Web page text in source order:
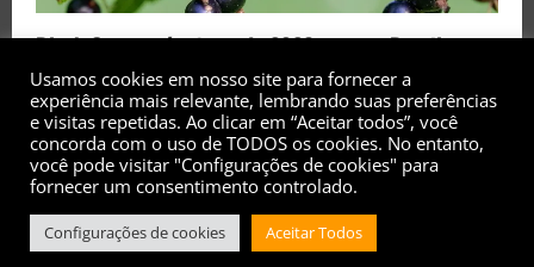
Black Currant é a fruta de 2026 rara no Brasil
Redação MC 0
Copyright© 2017 - 2026 - Todos os direitos
Usamos cookies em nosso site para fornecer a
experiência mais relevante, lembrando suas preferências
e visitas repetidas. Ao clicar em “Aceitar todos”, você
concorda com o uso de TODOS os cookies. No entanto,
você pode visitar "Configurações de cookies" para
fornecer um consentimento controlado.
Configurações de cookies Aceitar Todos